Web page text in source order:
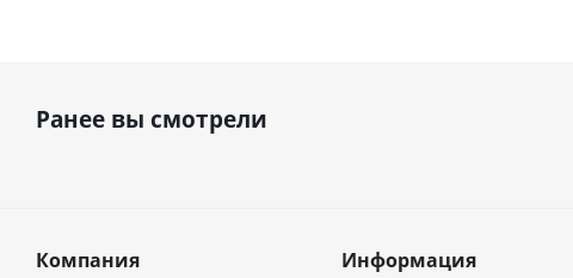
Ранее вы смотрели
Компания Информация